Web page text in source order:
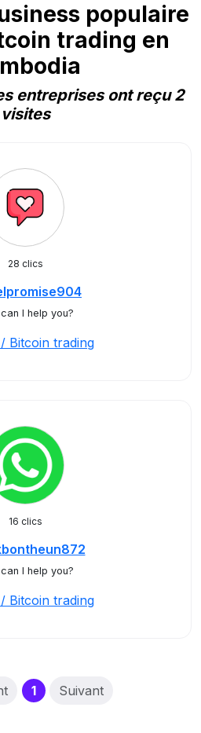
populaire
trading en
entreprises ont reçu 2
visites
28 clics
I help you?
Bitcoin trading
16 clics
I help you?
Bitcoin trading
1(current)
Suivant